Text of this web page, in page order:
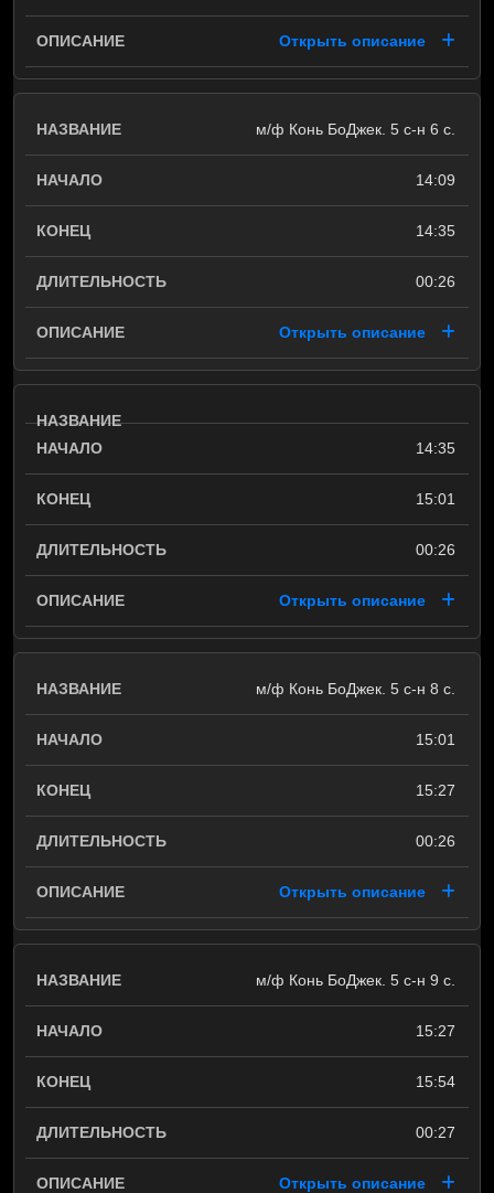
Открыть описание
м/ф Конь БоДжек. 5 с-н 6 с.
14:09
14:35
00:26
Открыть описание
14:35
15:01
00:26
Открыть описание
м/ф Конь БоДжек. 5 с-н 8 с.
15:01
15:27
00:26
Открыть описание
м/ф Конь БоДжек. 5 с-н 9 с.
15:27
15:54
00:27
Открыть описание